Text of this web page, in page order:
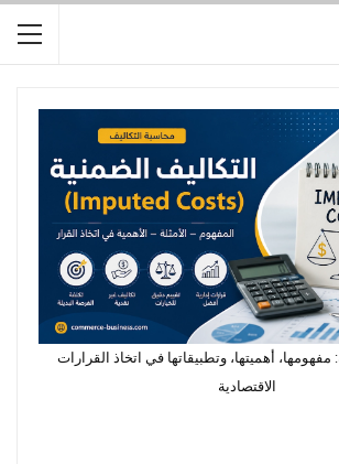
مفهومها، أهميتها، وتطبيقاتها في اتخاذ القرارات
الاقتصادية